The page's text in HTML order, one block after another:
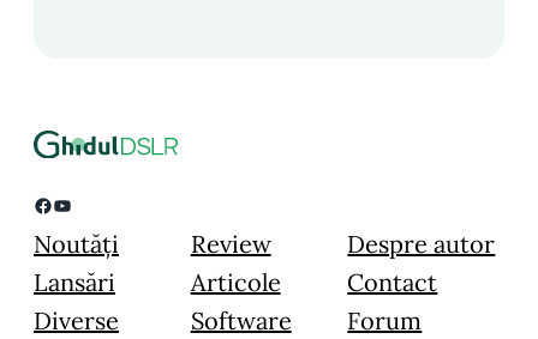
Facebook YouTube
Noutăți
Lansări
Diverse
Review
Articole
Software
Despre autor
Contact
Forum